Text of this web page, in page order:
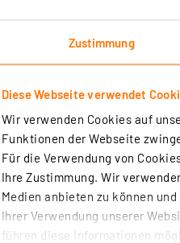
Zustimmung
Diese Webseite verwendet
Wir verwenden Cookies auf
Funktionen der Webseite
Für die Verwendung von
Ihre Zustimmung. Wir
Medien anbieten zu können
Ihrer Verwendung unserer
führen diese Informationen